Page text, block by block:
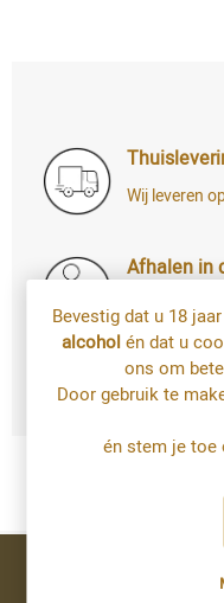
Wij leveren
Afhalen in
Di t.e.m. Za:
voor u klaar
Bestellingen
vanaf
Bevestig dat u 18
alcoholén dat u
ons om
Door gebruik te
én stem je toe